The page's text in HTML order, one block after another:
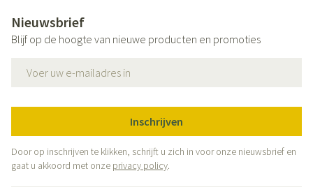
Nieuwsbrief
Blijf op de hoogte van nieuwe producten en promoties
Inschrijven
Door op inschrijven te klikken, schrijft u zich in voor onze nieuwsbrief en
gaat u akkoord met onze privacy policy.